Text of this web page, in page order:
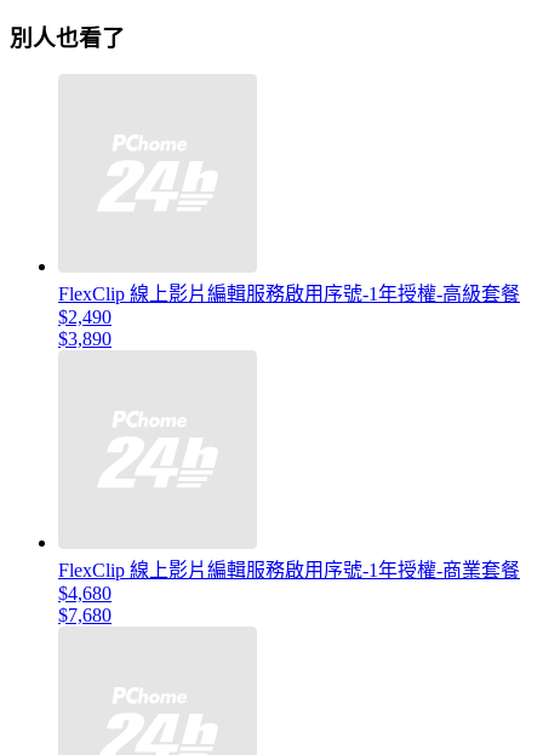
別人也看了
FlexClip 線上影片編輯服務啟用序號-1年授權-高級套餐
$2,490
$3,890
FlexClip 線上影片編輯服務啟用序號-1年授權-商業套餐
$4,680
$7,680